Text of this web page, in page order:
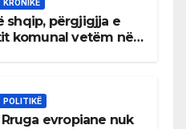
KRONIKË
shqip, përgjigjja e
komunal vetëm në
POLITIKË
evropiane nuk